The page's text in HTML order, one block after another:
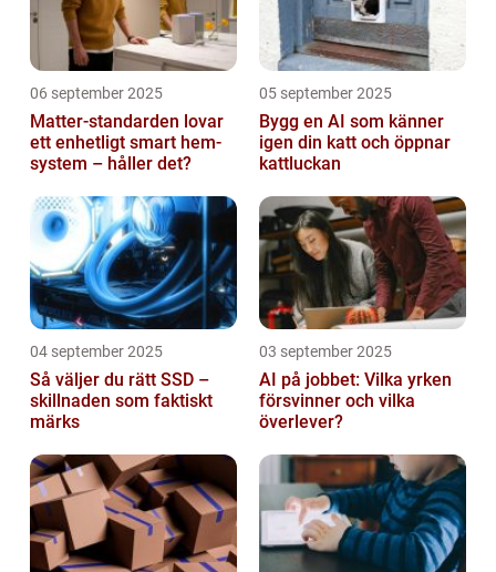
06 september 2025
Matter-standarden lovar
ett enhetligt smart hem-
system – håller det?
05 september 2025
Bygg en AI som känner
igen din katt och öppnar
kattluckan
04 september 2025
Så väljer du rätt SSD –
skillnaden som faktiskt
märks
03 september 2025
AI på jobbet: Vilka yrken
försvinner och vilka
överlever?